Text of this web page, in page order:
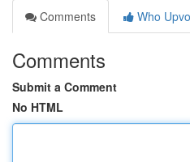
Comments
Who
Comments
Submit a Comment
No HTML